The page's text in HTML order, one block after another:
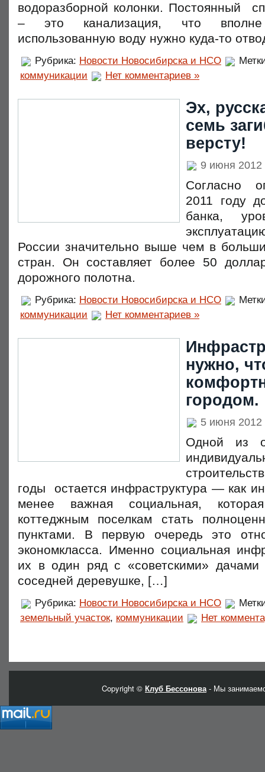
водоразборной колонки. Постоянный
– это канализация, что
использованную воду нужно куда-то
Рубрика: Новости Новосибирска и НСО
коммуникации
Нет комментариев »
Эх,
семь
версту!
9 июня 2012
Согласно
2011 году
банка,
России значительно выше чем в
стран. Он составляет более 50
дорожного полотна.
Рубрика: Новости Новосибирска и НСО
коммуникации
Нет комментариев »
нужно,
городом.
5 июня 2012
Одной из
годы остается инфраструктура — как
менее важная социальная,
коттеджным поселкам стать
пунктами. В первую очередь это
экономкласса. Именно социальная
их в один ряд с «советскими»
соседней деревушке, […]
Рубрика: Новости Новосибирска и НСО
земельный участок, коммуникации Нет
Copyright © Клуб Бессонова- Мы